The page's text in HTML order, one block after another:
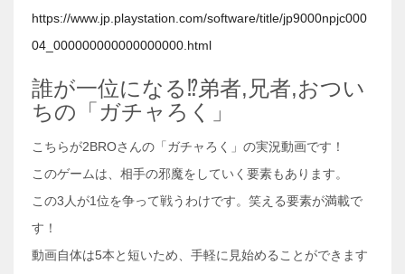
https://www.jp.playstation.com/software/title/jp9000npjc000
04_000000000000000000.html
誰が一位になる⁉︎弟者,兄者,おつい
ちの「ガチャろく」
こちらが2BROさんの「ガチャろく」の実況動画です！
このゲームは、相手の邪魔をしていく要素もあります。
この3人が1位を争って戦うわけです。笑える要素が満載で
す！
動画自体は5本と短いため、手軽に見始めることができます